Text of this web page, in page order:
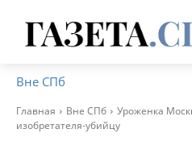
Вне СПб
Главная Вне СПб
Уроженка
изобретателя-убийцу